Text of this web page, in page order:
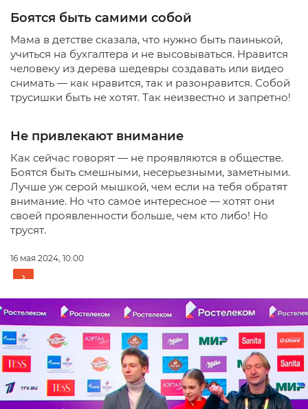
Боятся быть самими собой
Мама в детстве сказала, что нужно быть паинькой,
учиться на бухгалтера и не высовываться. Нравится
человеку из дерева шедевры создавать или видео
снимать — как нравится, так и разонравится. Собой
трусишки быть не хотят. Так неизвестно и запретно!
Не привлекают внимание
Как сейчас говорят — не проявляются в обществе.
Боятся быть смешными, несерьезными, заметными.
Лучше уж серой мышкой, чем если на тебя обратят
внимание. Но что самое интересное — хотят они
своей проявленности больше, чем кто либо! Но
трусят.
16 мая 2024, 10:00